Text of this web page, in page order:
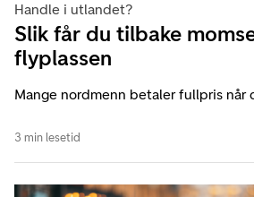
Handle i utlandet?
Slik får du tilbake
flyplassen
Mange nordmenn betaler fullpris når
3 min lesetid